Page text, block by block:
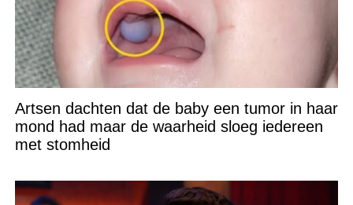
Artsen dachten dat de baby een tumor in haar
mond had maar de waarheid sloeg iedereen
met stomheid